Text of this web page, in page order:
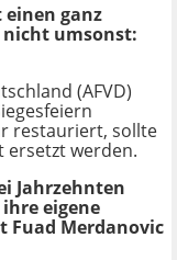
einen ganz
nicht umsonst:
(AFVD)
restauriert, sollte
ersetzt werden.
Jahrzehnten
eigene
Fuad Merdanovic